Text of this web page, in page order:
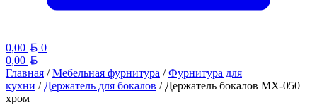
0,00 Белорусский рубль
0
0,00
Главная /Мебельная фурнитура /Фурнитура для
кухни / Держатель для бокалов / Держатель бокалов MX-050
хром